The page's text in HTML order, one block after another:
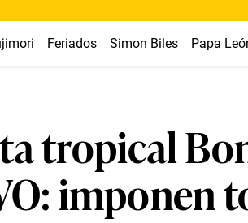
Feriados Simon Biles Papa
tropical
imponen